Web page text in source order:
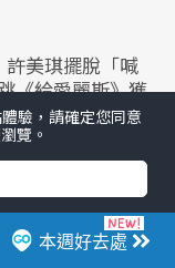
美琪擺脫「喊
《給愛麗斯》獲
本週好去處
驗，請確定您同意
覽。